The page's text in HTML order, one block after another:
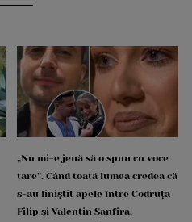
„Nu mi-e jenă să o spun cu voce
tare”. Când toată lumea credea că
s-au liniștit apele între Codruța
Filip și Valentin Sanfira,